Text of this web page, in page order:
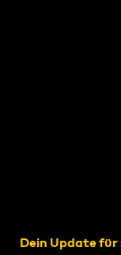
Dein Update